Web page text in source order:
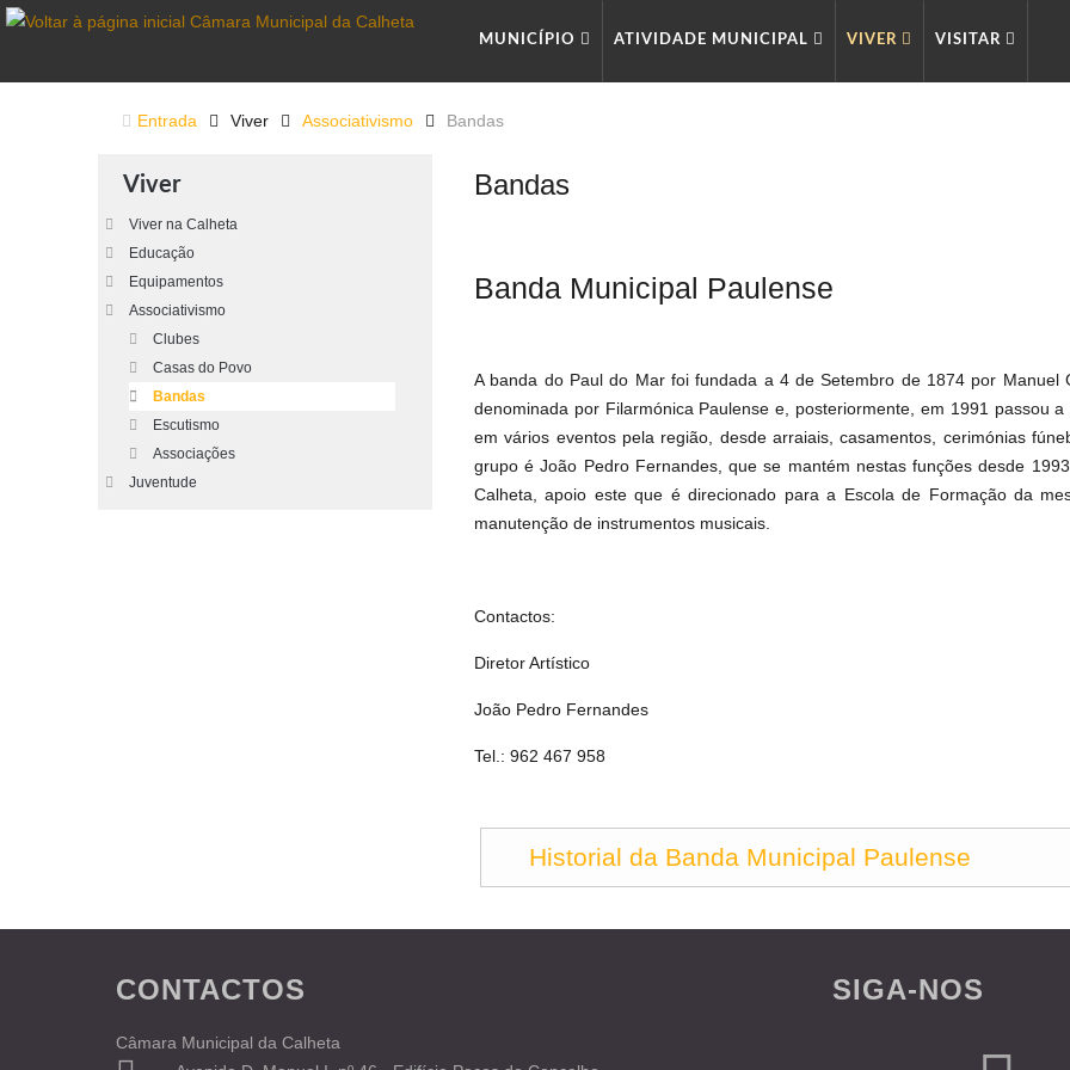
MUNICÍPIO ATIVIDADE MUNICIPAL VIVER VISITAR
Entrada Viver Associativismo Bandas
Bandas
Banda Municipal Paulense
A banda do Paul do Mar foi fundada a 4 de Setembro de 1874 por Manuel
denominada por Filarmónica Paulense e, posteriormente, em 1991 passou
em vários eventos pela região, desde arraiais, casamentos, cerimónias
grupo é João Pedro Fernandes, que se mantém nestas funções desde
Calheta, apoio este que é direcionado para a Escola de Formação da
manutenção de instrumentos musicais.
Contactos:
Diretor Artístico
João Pedro Fernandes
Tel.: 962 467 958
Historial da Banda Municipal Paulense
Viver
Viver na Calheta
Educação
Equipamentos
Associativismo
Clubes
Casas do Povo
Bandas
Escutismo
Associações
Juventude
CONTACTOS
Câmara Municipal da Calheta
SIGA-NOS